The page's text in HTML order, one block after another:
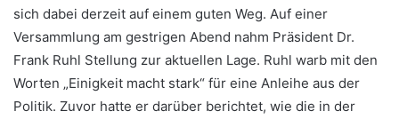
sich dabei derzeit auf einem guten Weg. Auf einer
Versammlung am gestrigen Abend nahm Präsident Dr.
Frank Ruhl Stellung zur aktuellen Lage. Ruhl warb mit den
Worten „Einigkeit macht stark“ für eine Anleihe aus der
Politik. Zuvor hatte er darüber berichtet, wie die in der